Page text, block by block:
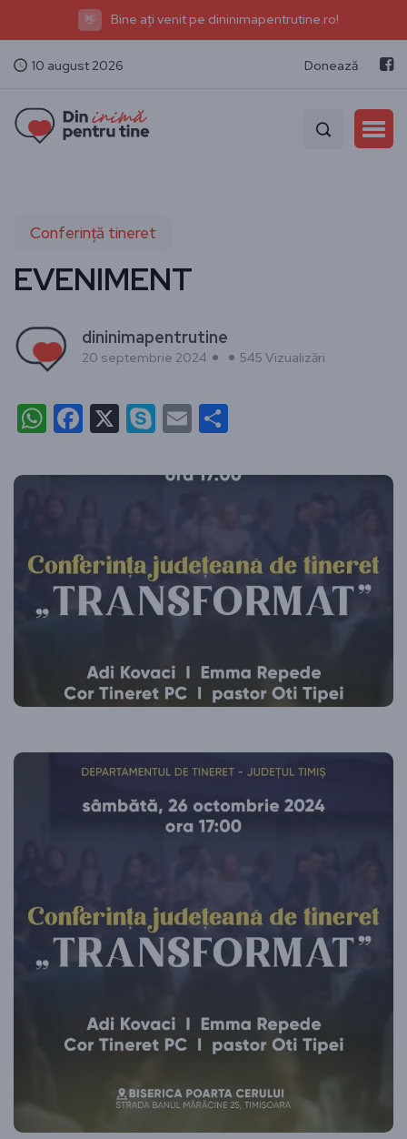
👋 Bine ați venit pe dininimapentrutine.ro!
10 august 2026 Donează
Conferință tineret
EVENIMENT
dininimapentrutine
20 septembrie 2024 545 Vizualizări
WhatsApp
Facebook
X Skype
Email